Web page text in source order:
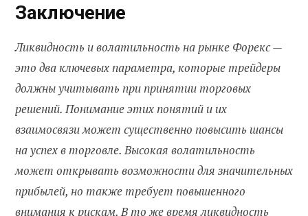
Заключение
Ликвидность и волатильность на рынке Форекс —
это два ключевых параметра, которые трейдеры
должны учитывать при принятии торговых
решений. Понимание этих понятий и их
взаимосвязи может существенно повысить шансы
на успех в торговле. Высокая волатильность
может открывать возможности для значительных
прибылей, но также требует повышенного
внимания к рискам. В то же время ликвидность